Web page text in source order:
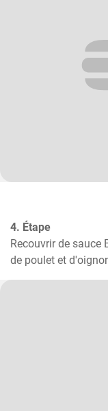
4. Étape
Recouvrir de sauce
de poulet et